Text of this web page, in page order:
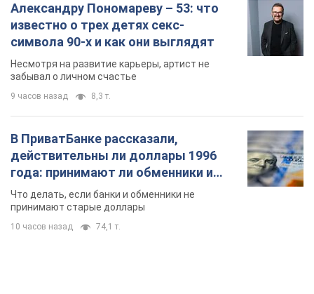
Какой была оригинальная версия гимна
Украины и почему ее боялась Российская
империя: об этом не рассказывают в школе
Государственным символом являются только первый куплет
и припев песни
3 часа назад
Александру Пономареву – 53: что
известно о трех детях секс-
символа 90-х и как они выглядят
Несмотря на развитие карьеры, артист не